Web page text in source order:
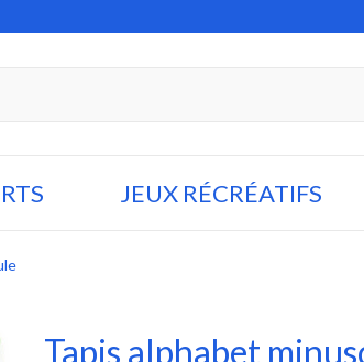
JEUX RÉCRÉATIFS
Tapis alphabet